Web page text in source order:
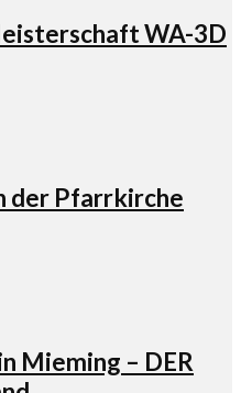
WA-3D
der Pfarrkirche
Mieming – DER